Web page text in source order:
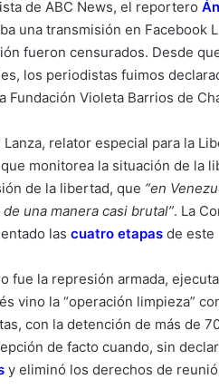
de ABC News, el reportero
una transmisión en Facebook
fueron censurados. Desde
los periodistas fuimos
Fundación Violeta Barrios de
Lanza, relator especial para la
que monitorea la situación de la
de la libertad, que “en
una manera casi brutal”. La
las cuatro etapas de este
fue la represión armada,
vino la “operación limpieza”
con la detención de más de
de facto cuando, sin
y eliminó los derechos de